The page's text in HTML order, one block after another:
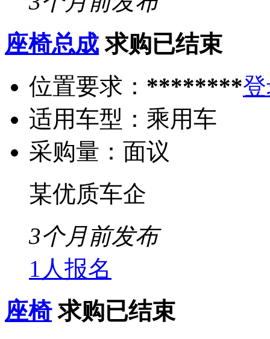
座椅总成 求购已结束
位置要求： ********
适用车型： 乘用车
采购量： 面议
某优质车企
3个月前发布
1人报名
座椅 求购已结束